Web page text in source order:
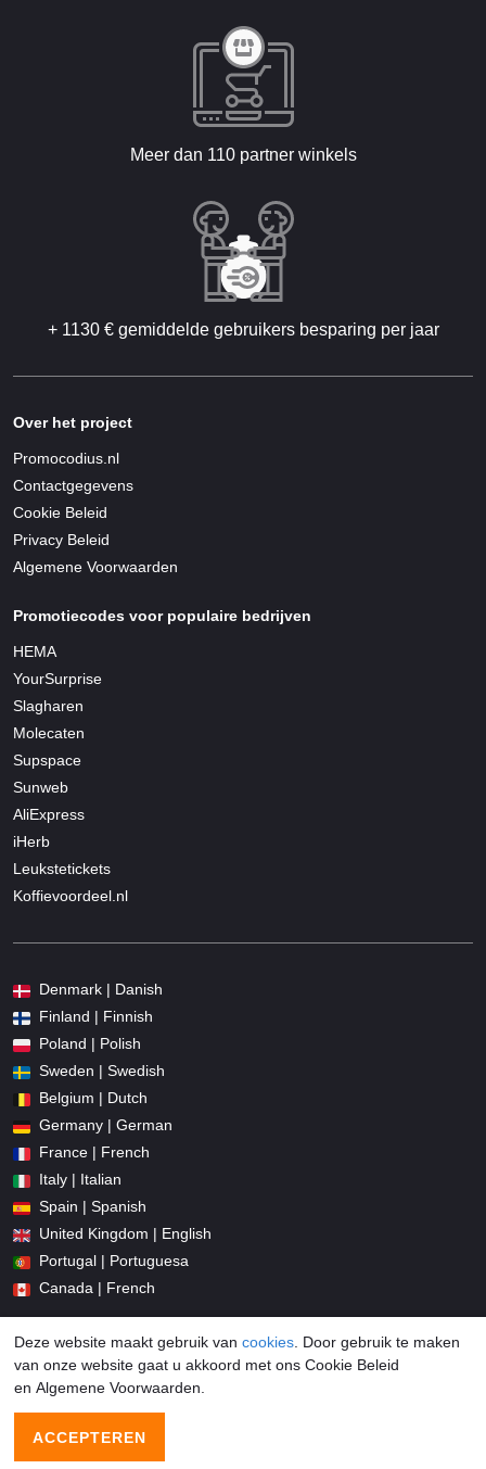
Meer dan 110 partner winkels
+ 1130 € gemiddelde gebruikers besparing per jaar
Over het project
Promocodius.nl
Contactgegevens
Cookie Beleid
Privacy Beleid
Algemene Voorwaarden
Promotiecodes voor populaire bedrijven
HEMA
YourSurprise
Slagharen
Molecaten
Supspace
Sunweb
AliExpress
iHerb
Leukstetickets
Koffievoordeel.nl
Denmark | Danish
Finland | Finnish
Poland | Polish
Sweden | Swedish
Belgium | Dutch
Germany | German
France | French
Italy | Italian
Spain | Spanish
United Kingdom | English
Portugal | Portuguesa
Canada | French
© 2026 Promocodius.nl All Rights Reserved
Deze website maakt gebruik van cookies . Door gebruik te maken
van onze website gaat u akkoord met ons Cookie Beleid
en Algemene Voorwaarden.
ACCEPTEREN